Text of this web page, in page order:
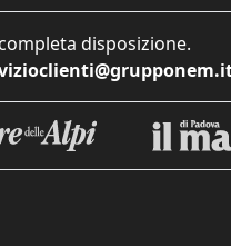
disposizione.